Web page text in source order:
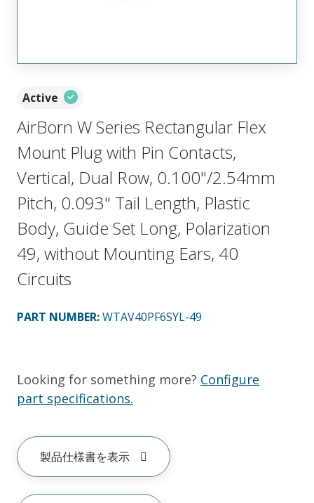
Active
AirBorn W Series Rectangular Flex
Mount Plug with Pin Contacts,
Vertical, Dual Row, 0.100"/2.54mm
Pitch, 0.093" Tail Length, Plastic
Body, Guide Set Long, Polarization
49, without Mounting Ears, 40
Circuits
PART NUMBER:WTAV40PF6SYL-49
Looking for something more? Configure
part specifications.
製品仕様書を表示